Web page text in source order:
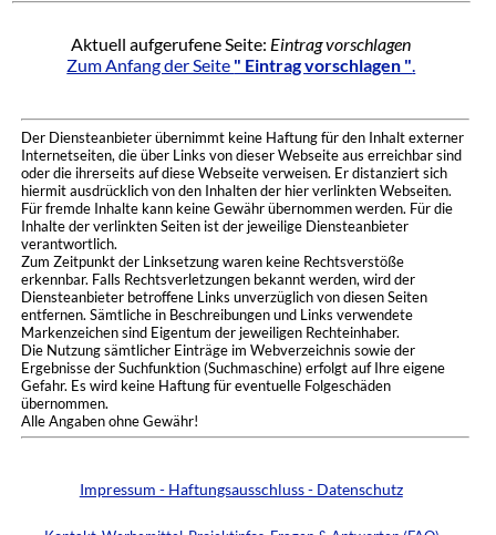
Aktuell aufgerufene Seite: Eintrag vorschlagen
Zum Anfang der Seite " Eintrag vorschlagen ".
Der Diensteanbieter übernimmt keine Haftung für den Inhalt externer
Internetseiten, die über Links von dieser Webseite aus erreichbar sind
oder die ihrerseits auf diese Webseite verweisen. Er distanziert sich
hiermit ausdrücklich von den Inhalten der hier verlinkten Webseiten.
Für fremde Inhalte kann keine Gewähr übernommen werden. Für die
Inhalte der verlinkten Seiten ist der jeweilige Diensteanbieter
verantwortlich.
Zum Zeitpunkt der Linksetzung waren keine Rechtsverstöße
erkennbar. Falls Rechtsverletzungen bekannt werden, wird der
Diensteanbieter betroffene Links unverzüglich von diesen Seiten
entfernen. Sämtliche in Beschreibungen und Links verwendete
Markenzeichen sind Eigentum der jeweiligen Rechteinhaber.
Die Nutzung sämtlicher Einträge im Webverzeichnis sowie der
Ergebnisse der Suchfunktion (Suchmaschine) erfolgt auf Ihre eigene
Gefahr. Es wird keine Haftung für eventuelle Folgeschäden
übernommen.
Alle Angaben ohne Gewähr!
Impressum - Haftungsausschluss - Datenschutz